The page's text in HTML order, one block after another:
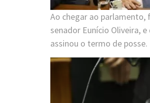
Ao chegar ao parlamento,
senador Eunício Oliveira,
assinou o termo de posse.